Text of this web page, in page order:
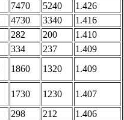
7470 5240 1.426
4730 3340 1.416
282 200 1.410
334 237 1.409
1860 1320 1.409
1730 1230 1.407
298 212 1.406